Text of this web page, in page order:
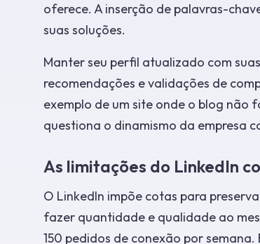
oferece. A inserção de palavras-
suas soluções.
Manter seu perfil atualizado com
recomendações e validações de
exemplo de um site onde o blog não
questiona o dinamismo da empresa
As limitações do LinkedIn
O LinkedIn impõe cotas para
fazer quantidade e qualidade ao
150 pedidos de conexão por